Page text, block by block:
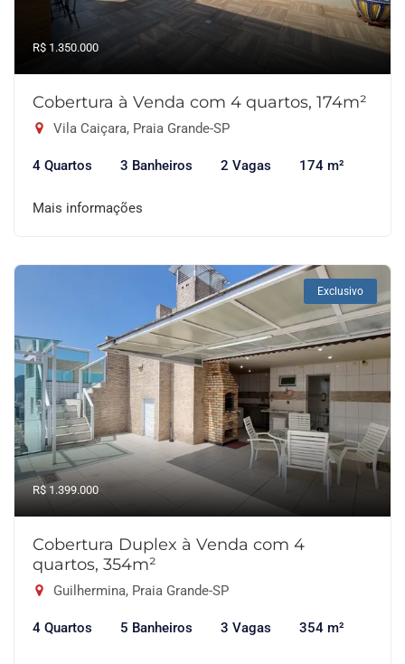
R$ 1.350.000
Cobertura à Venda com 4 quartos, 174m²
Vila Caiçara, Praia Grande-SP
4 Quartos 3 Banheiros 2 Vagas 174 m²
Mais informações
Exclusivo
R$ 1.399.000
Cobertura Duplex à Venda com 4
quartos, 354m²
Guilhermina, Praia Grande-SP
4 Quartos 5 Banheiros 3 Vagas 354 m²